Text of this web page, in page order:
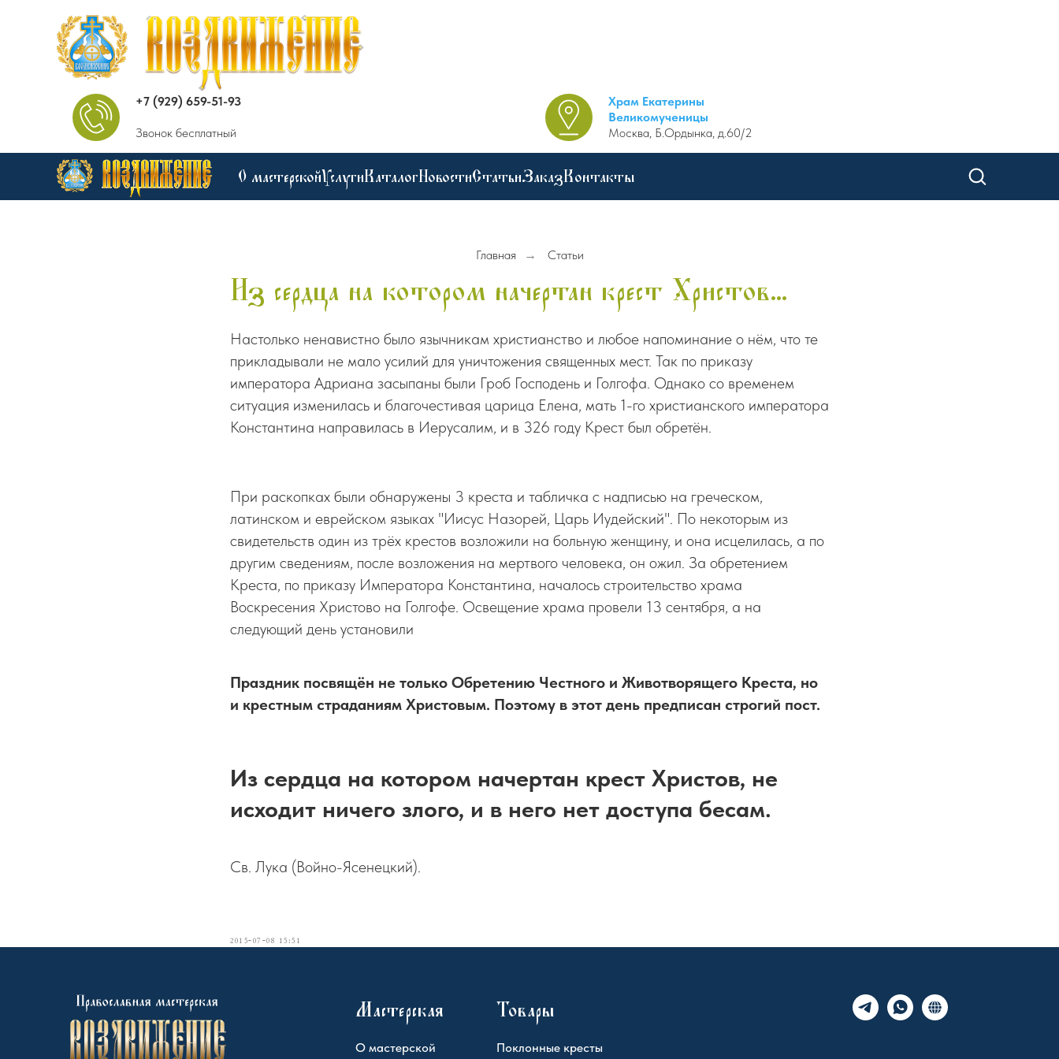
+7 (929) 659-51-93
Звонок бесплатный
Храм Екатерины
Великомученицы
Москва, Б.Ордынка, д.60/2
О мастерскойУслугиКаталогНовостиСтатьиЗаказКонтакты
Главная → Статьи
Из сердца на котором начертан крест Христов...
Настолько ненавистно было язычникам христианство и любое напоминание о нём, что те
прикладывали не мало усилий для уничтожения священных мест. Так по приказу
императора Адриана засыпаны были Гроб Господень и Голгофа. Однако со временем
ситуация изменилась и благочестивая царица Елена, мать 1-го христианского императора
Константина направилась в Иерусалим, и в 326 году Крест был обретён.
При раскопках были обнаружены 3 креста и табличка с надписью на греческом,
латинском и еврейском языках "Иисус Назорей, Царь Иудейский". По некоторым из
свидетельств один из трёх крестов возложили на больную женщину, и она исцелилась, а по
другим сведениям, после возложения на мертвого человека, он ожил. За обретением
Креста, по приказу Императора Константина, началось строительство храма
Воскресения Христово на Голгофе. Освещение храма провели 13 сентября, а на
следующий день установили
Праздник посвящён не только Обретению Честного и Животворящего Креста, но
и крестным страданиям Христовым. Поэтому в этот день предписан строгий пост.
Из сердца на котором начертан крест Христов, не
исходит ничего злого, и в него нет доступа бесам.
Св. Лука (Войно-Ясенецкий).
2015-07-08 15:51
Мастерская
О мастерской
Товары
Поклонные кресты